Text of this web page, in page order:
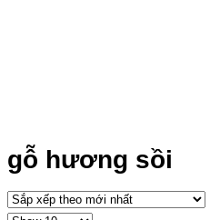
gỗ hương sồi